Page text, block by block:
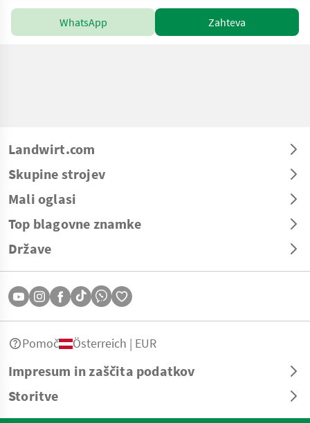
WhatsApp Zahteva
Landwirt.com
Skupine strojev
Mali oglasi
Top blagovne znamke
Države
Impresum in zaščita podatkov
Storitve
Pomoč Österreich | EUR